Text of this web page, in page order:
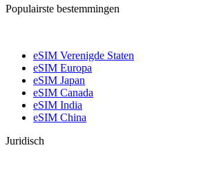
Populairste bestemmingen
eSIM Verenigde Staten
eSIM Europa
eSIM Japan
eSIM Canada
eSIM India
eSIM China
Juridisch